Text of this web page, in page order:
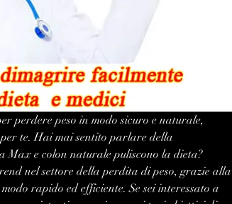
perdere peso in modo sicuro e naturale,
te. Hai mai sentito parlare della
Max e colon naturale puliscono la dieta?
nel settore della perdita di peso, grazie alla
rapido ed efficiente. Se sei interessato a